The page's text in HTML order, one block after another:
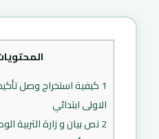
1 كيفية استخراج وصل
الاولى ابتدائي
2نص بيان و زارة التربية